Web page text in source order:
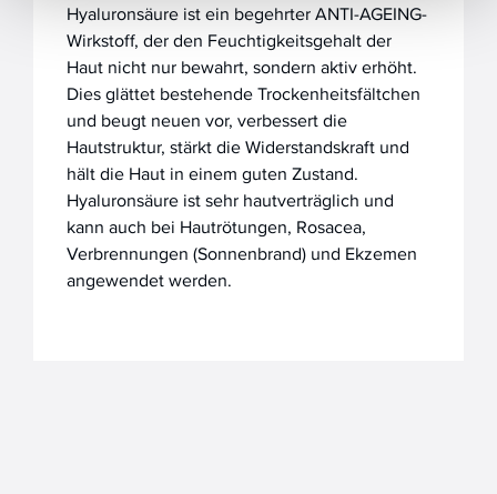
Hyaluronsäure ist ein begehrter ANTI-AGEING-
Wirkstoff, der den Feuchtigkeitsgehalt der
Haut nicht nur bewahrt, sondern aktiv erhöht.
Dies glättet bestehende Trockenheitsfältchen
und beugt neuen vor, verbessert die
Hautstruktur, stärkt die Widerstandskraft und
hält die Haut in einem guten Zustand.
Hyaluronsäure ist sehr hautverträglich und
kann auch bei Hautrötungen, Rosacea,
Verbrennungen (Sonnenbrand) und Ekzemen
angewendet werden.